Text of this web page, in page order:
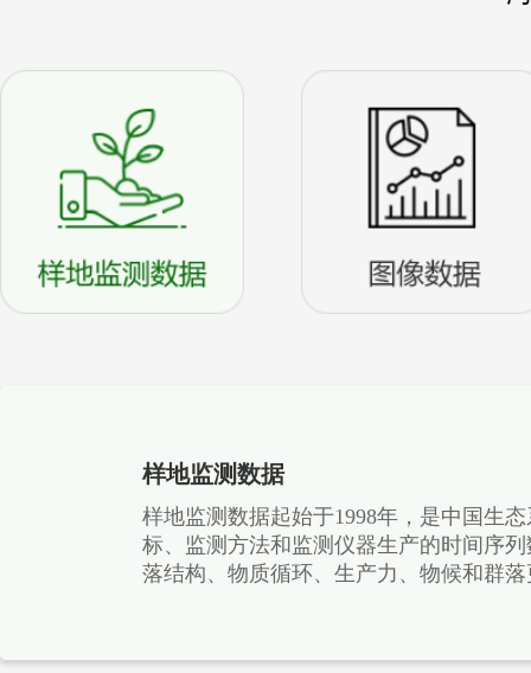
样地监测数据
样地监测数据起始于1998年，是中国生
标、监测方法和监测仪器生产的时间序
落结构、物质循环、生产力、物候和群